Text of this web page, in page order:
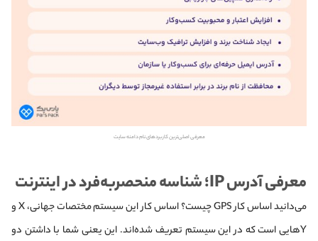
معرفی اصلی‌ترین کاربردهای نام دامنه سایت
معرفی آدرس IP؛ شناسه منحصر‌به‌فرد در اینترنت
می‌دانید اساس کار GPS چیست؟‌ اساس کار این سیستم مختصات جهانی، X و
Yهایی است که در این سیستم تعریف شده‌اند. این یعنی شما با داشتن دو